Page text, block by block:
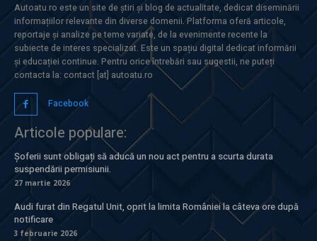
Autoatu.ro este un site de știri și blog de actualitate, dedicat diseminării
informațiilor relevante din diverse domenii. Platforma oferă articole,
reportaje și analize pe teme variate, de la evenimente recente la
subiecte de interes specializat. Este un spațiu digital dedicat informării
și educației continue. Pentru orice întrebări sau sugestii, ne puteți
contacta la: contact [at] autoatu.ro
Facebook
Articole populare:
Șoferii sunt obligați să aducă un nou act pentru a scurta durata
suspendării permisiunii.
27 martie 2026
Audi furat din Regatul Unit, oprit la limita României la câteva ore după
notificare
3 februarie 2026